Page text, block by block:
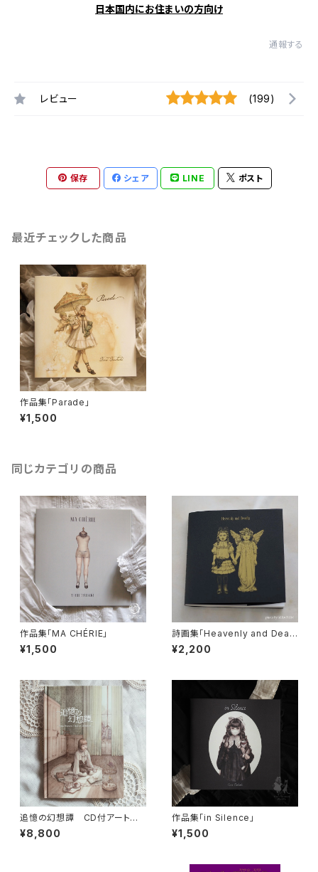
日本国内にお住まいの方向け
通報する
レビュー (199)
保存 シェア LINE ポスト
最近チェックした商品
作品集「Parade」
¥1,500
同じカテゴリの商品
作品集「MA CHÉRIE」
¥1,500
詩画集「Heavenly and Dead
ly」
¥2,200
追憶の幻想譚 CD付アートブッ
ク
¥8,800
作品集「in Silence」
¥1,500